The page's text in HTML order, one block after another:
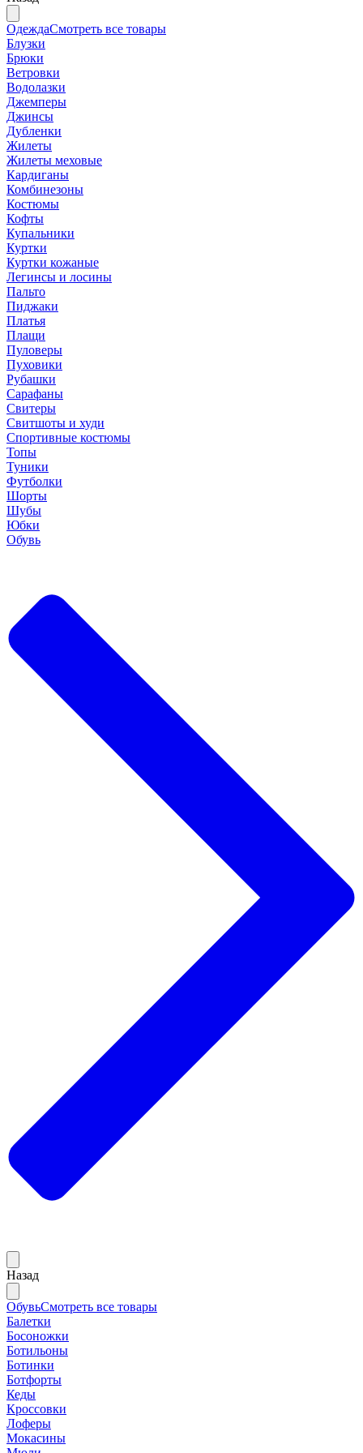
ОдеждаСмотреть все товары
Блузки
Брюки
Ветровки
Водолазки
Джемперы
Джинсы
Дубленки
Жилеты
Жилеты меховые
Кардиганы
Комбинезоны
Костюмы
Кофты
Купальники
Куртки
Куртки кожаные
Легинсы и лосины
Пальто
Пиджаки
Платья
Плащи
Пуловеры
Пуховики
Рубашки
Сарафаны
Свитеры
Свитшоты и худи
Спортивные костюмы
Топы
Туники
Футболки
Шорты
Шубы
Юбки
Обувь
Назад
ОбувьСмотреть все товары
Балетки
Босоножки
Ботильоны
Ботинки
Ботфорты
Кеды
Кроссовки
Лоферы
Мокасины